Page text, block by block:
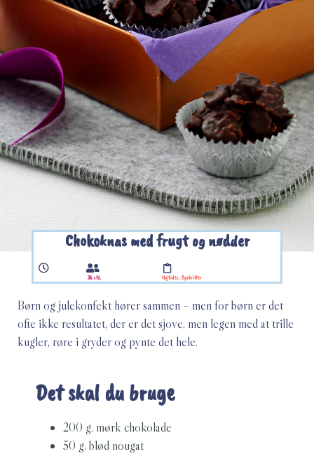
Chokoknas med frugt og nødder
36 stk. Højtider ,Opskrifter
Børn og julekonfekt hører sammen – men for børn er det
ofte ikke resultatet, der er det sjove, men legen med at trille
kugler, røre i gryder og pynte det hele.
Det skal du bruge
200 g. mørk chokolade
50 g. blød nougat